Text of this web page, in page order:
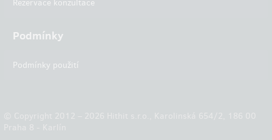
Rezervace konzultace
Podmínky
Podmínky použití